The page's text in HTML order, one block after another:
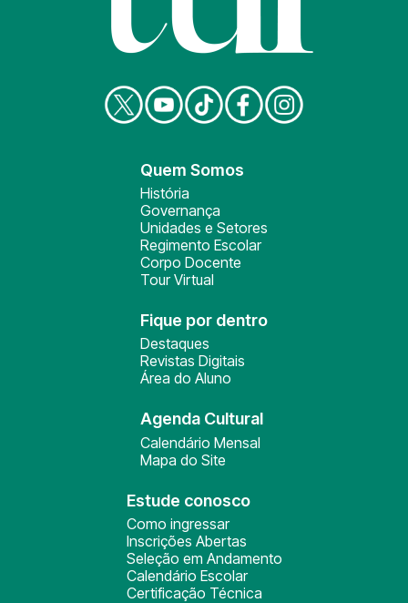
Quem Somos
História
Governança
Unidades e Setores
Regimento Escolar
Corpo Docente
Tour Virtual
Fique por dentro
Destaques
Revistas Digitais
Área do Aluno
Agenda Cultural
Calendário Mensal
Mapa do Site
Estude conosco
Como ingressar
Inscrições Abertas
Seleção em Andamento
Calendário Escolar
Certificação Técnica